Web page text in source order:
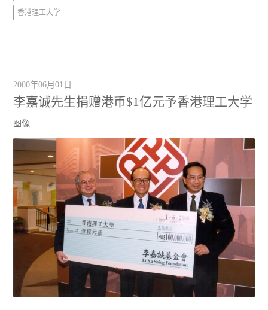
香港理工大学
2000年06月01日
李嘉诚先生捐赠港币$1亿元予香港理工大学
图像